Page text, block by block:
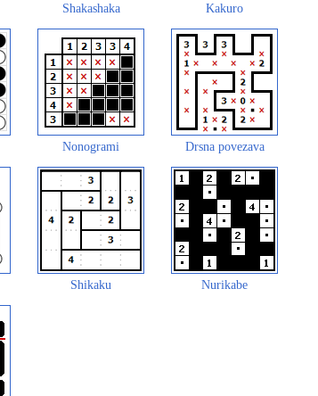
Shakashaka Kakuro
Nonogrami Drsna povezava
Shikaku Nurikabe